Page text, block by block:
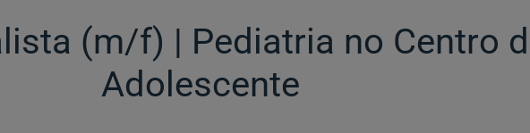
(m/f)​ | Pediatria no Centro
Adolescente